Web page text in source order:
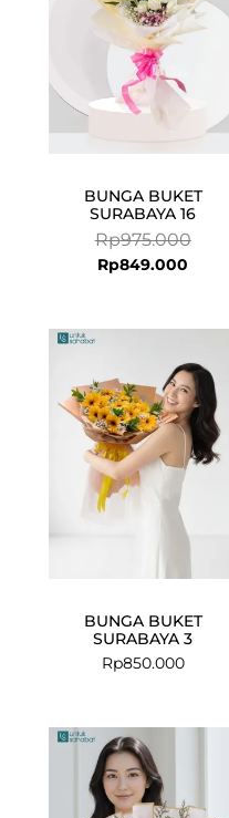
BUNGA BUKET
SURABAYA 16
Rp975.000
Rp849.000
BUNGA BUKET
SURABAYA 3
Rp850.000